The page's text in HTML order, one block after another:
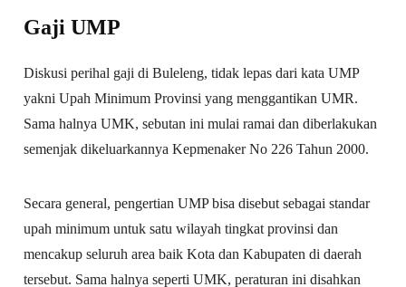
Gaji UMP
Diskusi perihal gaji di Buleleng, tidak lepas dari kata UMP
yakni Upah Minimum Provinsi yang menggantikan UMR.
Sama halnya UMK, sebutan ini mulai ramai dan diberlakukan
semenjak dikeluarkannya Kepmenaker No 226 Tahun 2000.
Secara general, pengertian UMP bisa disebut sebagai standar
upah minimum untuk satu wilayah tingkat provinsi dan
mencakup seluruh area baik Kota dan Kabupaten di daerah
tersebut. Sama halnya seperti UMK, peraturan ini disahkan